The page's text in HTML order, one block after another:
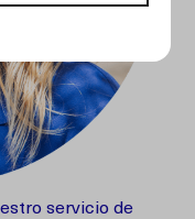
servicio de